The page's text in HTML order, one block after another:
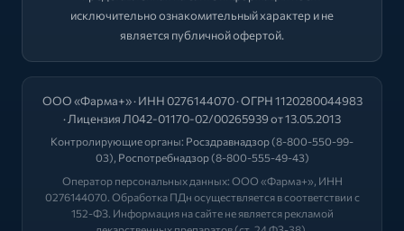
исключительно ознакомительный характер и не
является публичной офертой.
ООО «Фарма+» · ИНН 0276144070 · ОГРН 1120280044983
· Лицензия Л042-01170-02/00265939 от 13.05.2013
Контролирующие органы: Росздравнадзор(8-800-550-99-
03), Роспотребнадзор(8-800-555-49-43)
Оператор персональных данных: ООО «Фарма+», ИНН
0276144070. Обработка ПДн осуществляется в соответствии с
152-ФЗ. Информация на сайте не является рекламой